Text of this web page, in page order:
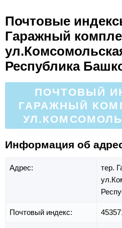
Почтовые
Гаражный
Республика
ПОЧТОВЫЙ
ГАРАЖНЫЙ
Информация об
Адрес:
тер.
Почтовый индекс: